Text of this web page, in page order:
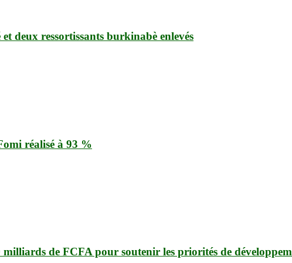
deux ressortissants burkinabè enlevés
réalisé à 93 %
de FCFA pour soutenir les priorités de